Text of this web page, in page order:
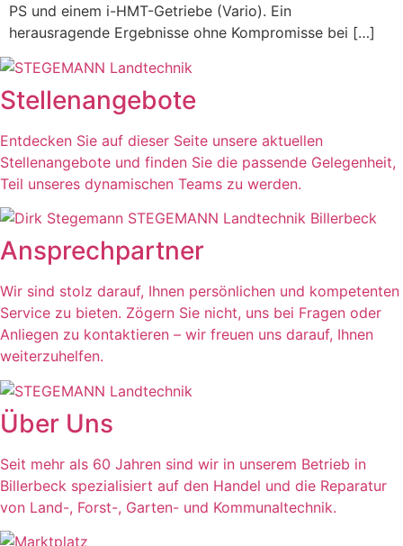
PS und einem i-HMT-Getriebe (Vario). Ein
herausragende Ergebnisse ohne Kompromisse bei […]
Stellenangebote
Entdecken Sie auf dieser Seite unsere aktuellen
Stellenangebote und finden Sie die passende Gelegenheit,
Teil unseres dynamischen Teams zu werden.
Ansprechpartner
Wir sind stolz darauf, Ihnen persönlichen und kompetenten
Service zu bieten. Zögern Sie nicht, uns bei Fragen oder
Anliegen zu kontaktieren – wir freuen uns darauf, Ihnen
weiterzuhelfen.
Über Uns
Seit mehr als 60 Jahren sind wir in unserem Betrieb in
Billerbeck spezialisiert auf den Handel und die Reparatur
von Land-, Forst-, Garten- und Kommunaltechnik.